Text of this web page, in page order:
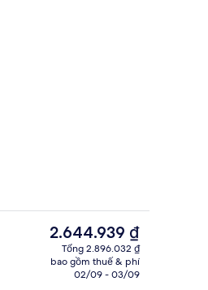
Nhà hàng
Giá
hiện
tại
2.644.939 ₫
Tổng 2.896.032 ₫
bao gồm thuế & phí
02/09 - 03/09